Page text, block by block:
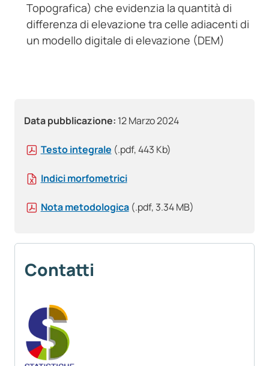
Data pubblicazione: 12 Marzo 2024
Testo integrale (.pdf, 443 Kb)
Indici morfometrici
Nota metodologica (.pdf, 3.34 MB)
Contatti
Topografica) che evidenzia la quantità di
differenza di elevazione tra celle adiacenti di
un modello digitale di elevazione (DEM)